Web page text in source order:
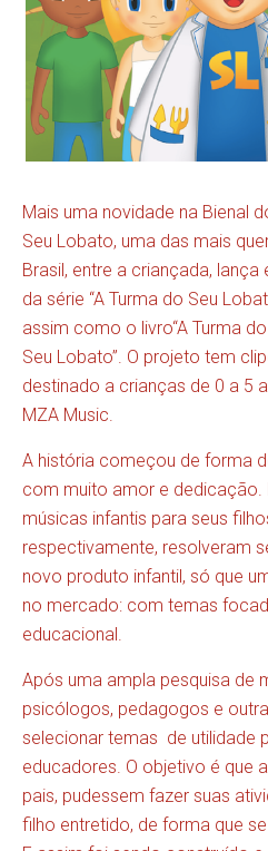
Mais uma novidade na Bienal
Seu Lobato, uma das mais
Brasil, entre a criançada,
da série “A Turma do Seu
assim como o livro“A Turma
Seu Lobato”. O projeto tem
destinado a crianças de 0 a 5
MZA Music.
A história começou de forma
com muito amor e dedicação.
músicas infantis para seus
respectivamente, resolveram
novo produto infantil, só que
no mercado: com temas
educacional.
Após uma ampla pesquisa de
psicólogos, pedagogos e
selecionar temas de utilidade
educadores. O objetivo é que
pais, pudessem fazer suas
filho entretido, de forma que